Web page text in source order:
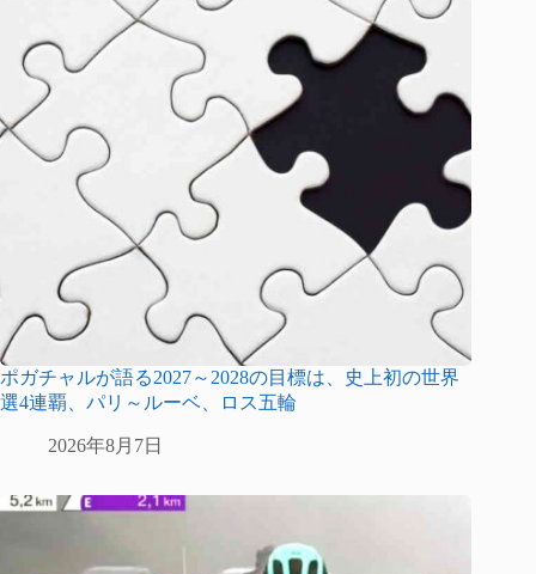
ポガチャルが語る2027～2028の目標は、史上初の世界
選4連覇、パリ～ルーベ、ロス五輪
2026年8月7日